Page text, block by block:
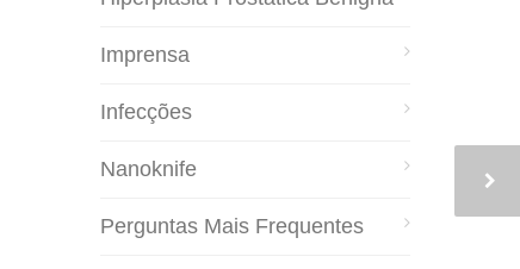
Imprensa
Infecções
Nanoknife
Perguntas Mais Frequentes